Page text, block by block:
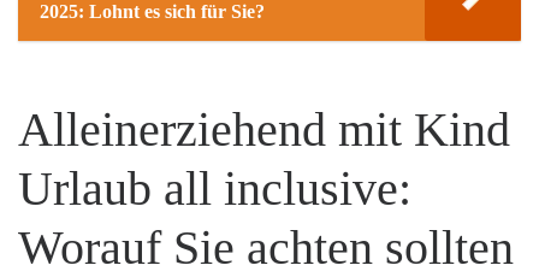
2025: Lohnt es sich für Sie?
Alleinerziehend mit Kind
Urlaub all inclusive:
Worauf Sie achten sollten